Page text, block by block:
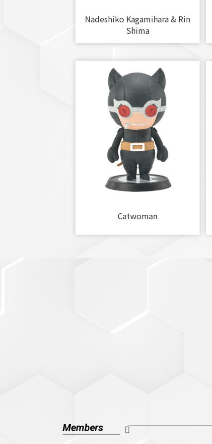
Nadeshiko Kagamihara & Rin
Shima
Catwoman
Members